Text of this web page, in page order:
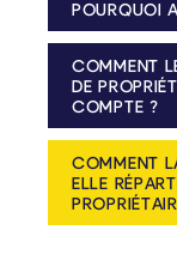
POURQUOI
COMMENT
DE
COMPTE ?
COMMENT
ELLE